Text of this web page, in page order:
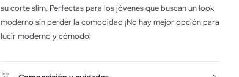
su corte slim. Perfectas para los jóvenes que buscan un look
moderno sin perder la comodidad ¡No hay mejor opción para
lucir moderno y cómodo!